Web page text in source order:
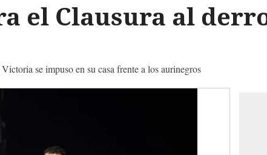
el Clausura al
se impuso en su casa frente a los aurinegros